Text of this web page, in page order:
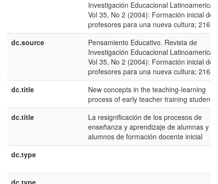
Investigación Educacional
Vol 35, No 2 (2004): Formación inicial de
profesores para una nueva cultura; 216-
dc.source
Pensamiento Educativo. Revista de
Investigación Educacional
Vol 35, No 2 (2004): Formación inicial de
profesores para una nueva cultura; 216-
dc.title
New concepts in the teaching-learning
process of early teacher training students
dc.title
La resignificación de los procesos de
enseñanza y aprendizaje de alumnas y
alumnos de formación docente inicial
dc.type
dc.type